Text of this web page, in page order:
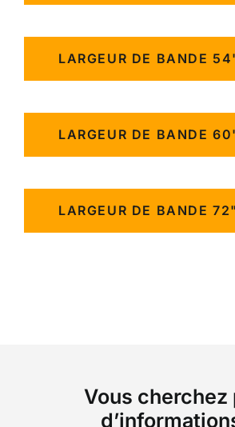
LARGEUR DE BANDE
LARGEUR DE BANDE
LARGEUR DE BANDE 72"
Vous cherchez